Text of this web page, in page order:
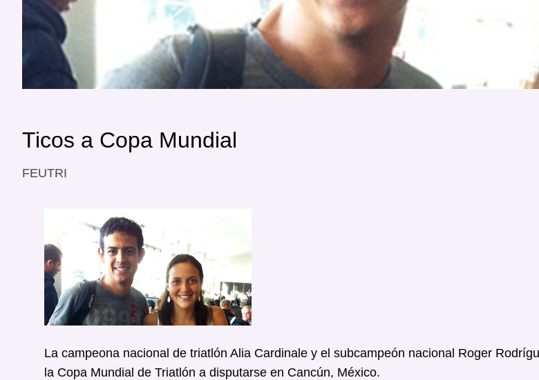
Ticos a Copa Mundial
FEUTRI
La campeona nacional de triatlón Alia Cardinale y el subcampeón nacional Roger
la Copa Mundial de Triatlón a disputarse en Cancún, México.